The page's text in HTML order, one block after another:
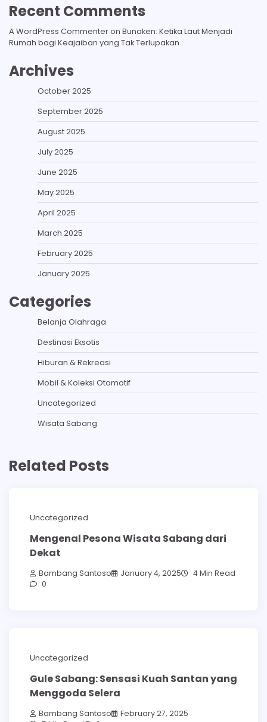
Recent Comments
A WordPress Commenteron Bunaken: Ketika Laut Menjadi
Rumah bagi Keajaiban yang Tak Terlupakan
Archives
October 2025
September 2025
August 2025
July 2025
June 2025
May 2025
April 2025
March 2025
February 2025
January 2025
Categories
Belanja Olahraga
Destinasi Eksotis
Hiburan & Rekreasi
Mobil & Koleksi Otomotif
Uncategorized
Wisata Sabang
Related Posts
Uncategorized
Mengenal Pesona Wisata Sabang dari
Dekat
Bambang Santoso January 4, 2025
4 Min Read
0
Uncategorized
Gule Sabang: Sensasi Kuah Santan yang
Menggoda Selera
Bambang Santoso
February 27, 2025